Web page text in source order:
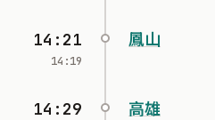
14:21
14:19
鳳山
14:29 高雄